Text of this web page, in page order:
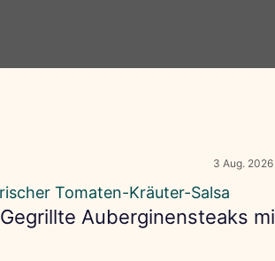
3 Aug. 2026
Gegrillte Auberginensteaks